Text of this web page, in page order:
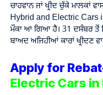
ਚਾਹਵਾਨ ਜਾਂ ਖ੍ਰੀਦ ਚੁੱਕੇ ਮਾਲਕਾਂ
Hybrid and Electric Cars
ਮੌਕਾ ਆ ਗਿਆ ਹੈ। 31 ਦਸੰਬਰ ਤੋਂ
ਬਾਅਦ ਅਜਿਹੀਆਂ ਕਾਰਾਂ ਖ੍ਰੀਦਣ
Apply for
Electric Cars